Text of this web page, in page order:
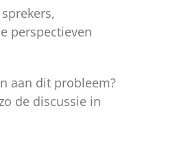
perspectieven
aan dit probleem?
de discussie in